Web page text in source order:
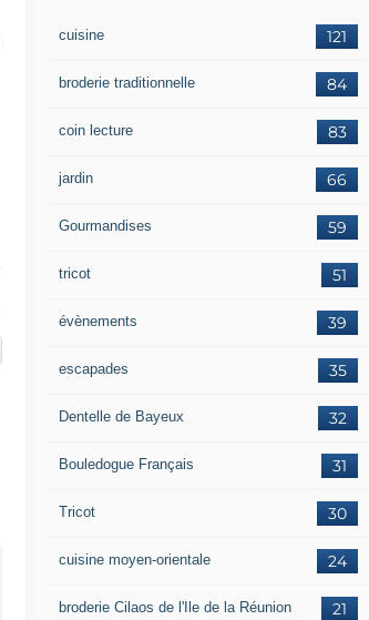
121
cuisine
84
broderie traditionnelle
83
coin lecture
66
jardin
59
Gourmandises
51
tricot
39
évènements
35
escapades
32
Dentelle de Bayeux
31
Bouledogue Français
30
Tricot
24
cuisine moyen-orientale
21
broderie Cilaos de l'Ile de la Réunion